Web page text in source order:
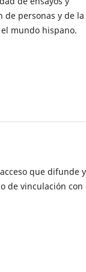
de personas y de la
mundo hispano.
que difunde y
de vinculación con